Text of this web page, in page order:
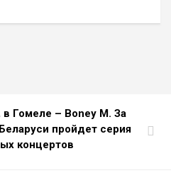
Гомеле – Boney M. За
пройдет серия
концертов